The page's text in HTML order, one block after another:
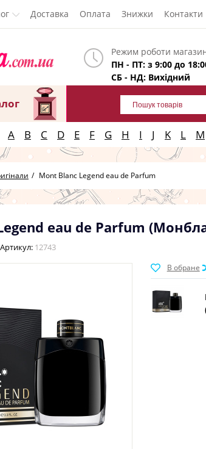
Доставка Оплата Знижки Контакти
Режим роботи
ПН - ПТ: з 9:00 до
СБ - НД: Вихідний
A B C D E F G H I J K L M
Mont Blanc Legend eau de Parfum
eau de Parfum
Артикул: 12743